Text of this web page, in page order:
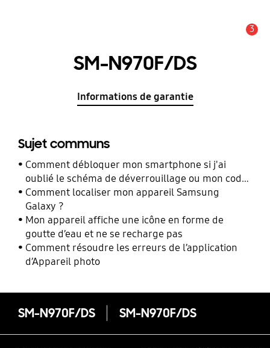
3
SM-N970F/DS
Informations de garantie
Sujet communs
Comment débloquer mon smartphone si j'ai
oublié le schéma de déverrouillage ou mon code
PIN ?
Comment localiser mon appareil Samsung
Galaxy ?
Mon appareil affiche une icône en forme de
goutte d’eau et ne se recharge pas
Comment résoudre les erreurs de l’application
d’Appareil photo
SM-N970F/DS SM-N970F/DS